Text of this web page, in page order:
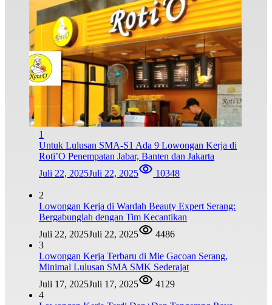
1
Untuk Lulusan SMA-S1 Ada 9 Lowongan Kerja di
Roti’O Penempatan Jabar, Banten dan Jakarta
Juli 22, 2025Juli 22, 2025 10348
2
Lowongan Kerja di Wardah Beauty Expert Serang:
Bergabunglah dengan Tim Kecantikan
Juli 22, 2025Juli 22, 2025
4486
3
Lowongan Kerja Terbaru di Mie Gacoan Serang,
Minimal Lulusan SMA SMK Sederajat
Juli 17, 2025Juli 17, 2025
4129
4